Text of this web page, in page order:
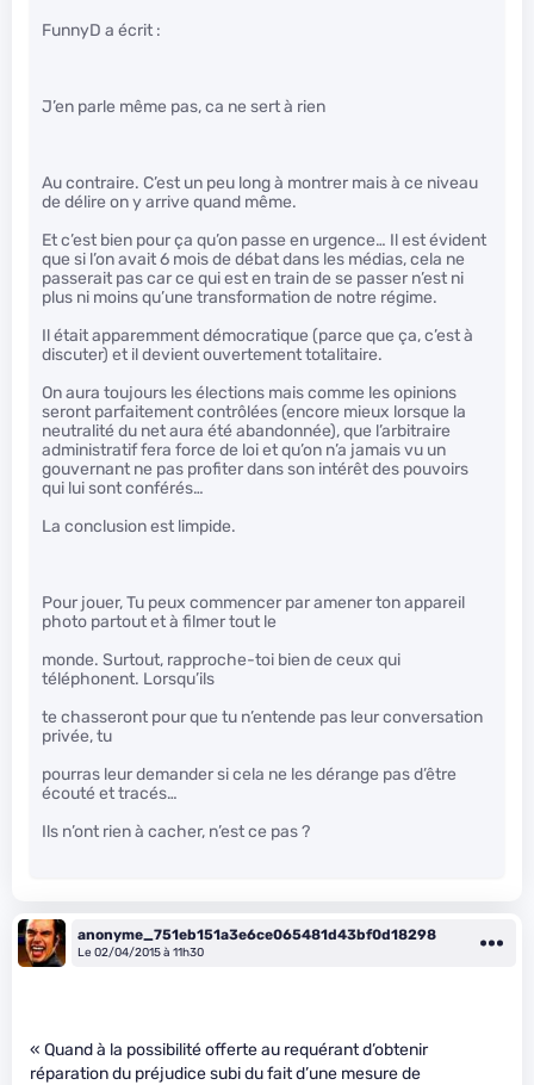
FunnyD a écrit :
J’en parle même pas, ca ne sert à rien
Au contraire. C’est un peu long à montrer mais à ce niveau
de délire on y arrive quand même.
Et c’est bien pour ça qu’on passe en urgence… Il est évident
que si l’on avait 6 mois de débat dans les médias, cela ne
passerait pas car ce qui est en train de se passer n’est ni
plus ni moins qu’une transformation de notre régime.
Il était apparemment démocratique (parce que ça, c’est à
discuter) et il devient ouvertement totalitaire.
On aura toujours les élections mais comme les opinions
seront parfaitement contrôlées (encore mieux lorsque la
neutralité du net aura été abandonnée), que l’arbitraire
administratif fera force de loi et qu’on n’a jamais vu un
gouvernant ne pas profiter dans son intérêt des pouvoirs
qui lui sont conférés…
La conclusion est limpide.
Pour jouer, Tu peux commencer par amener ton appareil
photo partout et à filmer tout le
monde. Surtout, rapproche-toi bien de ceux qui
téléphonent. Lorsqu’ils
te chasseront pour que tu n’entende pas leur conversation
privée, tu
pourras leur demander si cela ne les dérange pas d’être
écouté et tracés…
Ils n’ont rien à cacher, n’est ce pas ?
anonyme_751eb151a3e6ce065481d43bf0d18298
Le 02/04/2015 à 11h30
« Quand à la possibilité offerte au requérant d’obtenir
réparation du préjudice subi du fait d’une mesure de